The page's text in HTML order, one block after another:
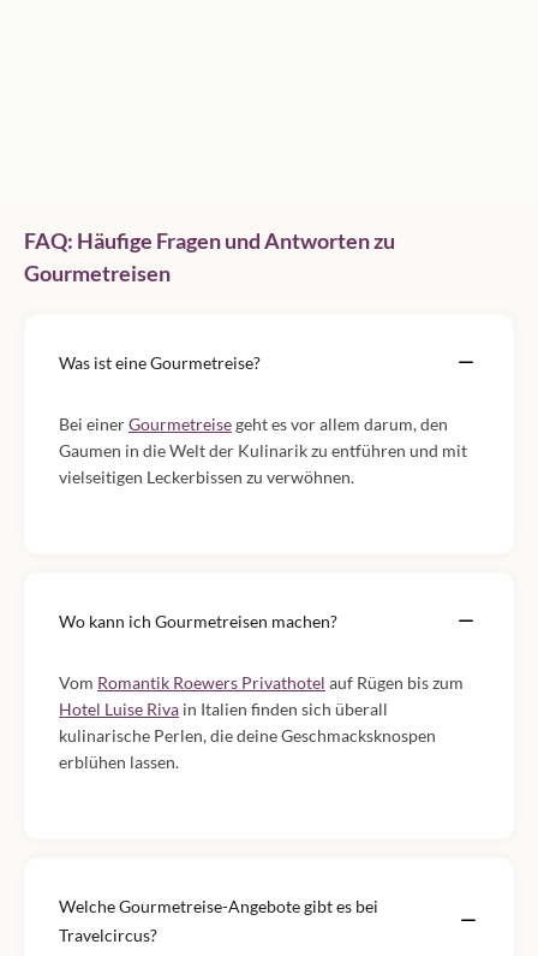
FAQ: Häufige Fragen und Antworten zu
Gourmetreisen
Was ist eine Gourmetreise?
Bei einerGourmetreisegeht es vor allem darum, den
Gaumen in die Welt der Kulinarik zu entführen und mit
vielseitigen Leckerbissen zu verwöhnen.
Wo kann ich Gourmetreisen machen?
Vom Romantik Roewers Privathotel auf Rügen bis zum
Hotel Luise Riva in Italien finden sich überall
kulinarische Perlen, die deine Geschmacksknospen
erblühen lassen.
Welche Gourmetreise-Angebote gibt es bei
Travelcircus?